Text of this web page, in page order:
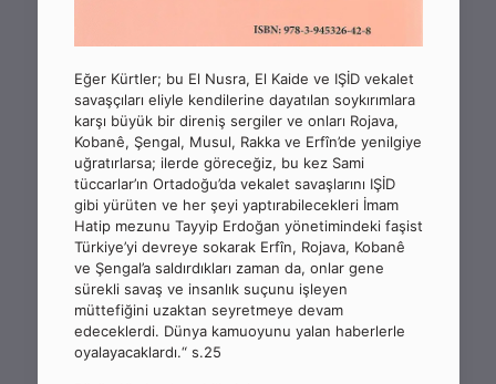
Eğer Kürtler; bu El Nusra, El Kaide ve IŞİD vekalet
savaşçıları eliyle kendilerine dayatılan soykırımlara
karşı büyük bir direniş sergiler ve onları Rojava,
Kobanê, Şengal, Musul, Rakka ve Erfîn’de yenilgiye
uğratırlarsa; ilerde göreceğiz, bu kez Sami
tüccarlar’ın Ortadoğu’da vekalet savaşlarını IŞİD
gibi yürüten ve her şeyi yaptırabilecekleri İmam
Hatip mezunu Tayyip Erdoğan yönetimindeki faşist
Türkiye’yi devreye sokarak Erfîn, Rojava, Kobanê
ve Şengal’a saldırdıkları zaman da, onlar gene
sürekli savaş ve insanlık suçunu işleyen
müttefiğini uzaktan seyretmeye devam
edeceklerdi. Dünya kamuoyunu yalan haberlerle
oyalayacaklardı.“ s.25